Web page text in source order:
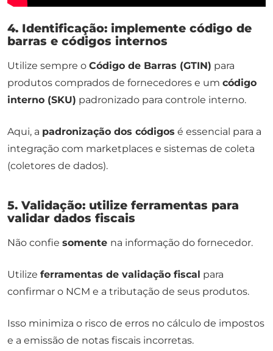
4. Identificação: implemente código de
barras e códigos internos
Utilize sempre o Código de Barras (GTIN) para
produtos comprados de fornecedores e um código
interno (SKU) padronizado para controle interno.
Aqui, a padronização dos códigos é essencial para a
integração com marketplaces e sistemas de coleta
(coletores de dados).
5. Validação: utilize ferramentas para
validar dados fiscais
Não confie somente na informação do fornecedor.
Utilize ferramentas de validação fiscal para
confirmar o NCM e a tributação de seus produtos.
Isso minimiza o risco de erros no cálculo de impostos
e a emissão de notas fiscais incorretas.